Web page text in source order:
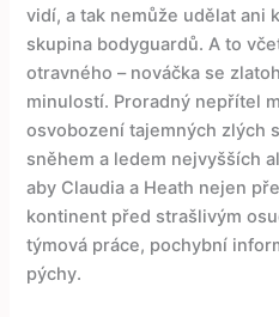
vidí, a tak nemůže udělat ani
skupina bodyguardů. A to
otravného – nováčka se
minulostí. Proradný nepřítel
osvobození tajemných zlých
sněhem a ledem nejvyšších
aby Claudia a Heath nejen
kontinent před strašlivým
týmová práce, pochybní
pýchy.